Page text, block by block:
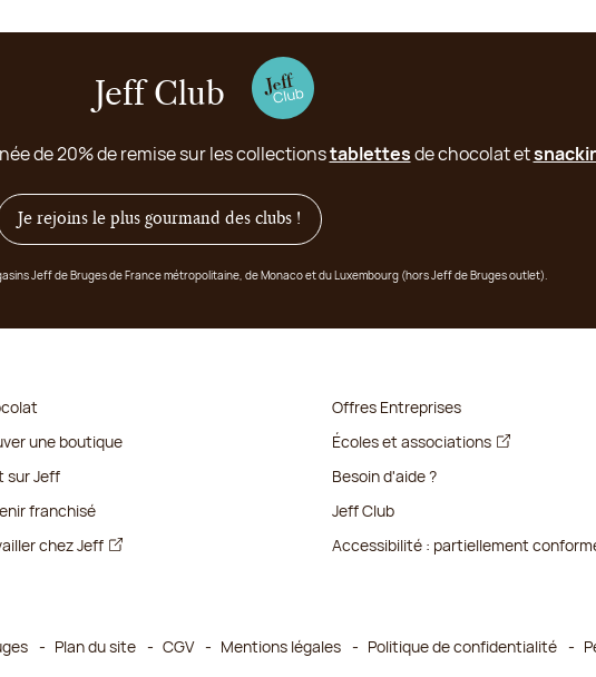
Jeff Club
de 20% de remise sur les collectionstablettesde chocolat et
Je rejoins le plus gourmand des clubs !
Jeff de Bruges de France métropolitaine, de Monaco et du Luxembourg (hors Jeff de Bruges outlet).
une boutique
sur Jeff
franchisé
chez Jeff
Offres Entreprises
Écoles et associations
Besoin d'aide ?
Jeff Club
Accessibilité : partiellement
Plan du site CGV Mentions légales Politique de confidentialité